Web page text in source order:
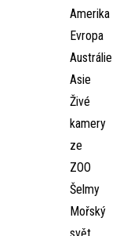
Amerika
Evropa
Austrálie
Asie
Živé
kamery
ze
ZOO
Šelmy
Mořský